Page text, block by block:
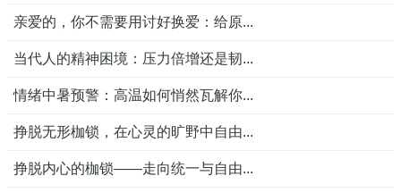
亲爱的，你不需要用讨好换爱：给原...
当代人的精神困境：压力倍增还是韧...
情绪中暑预警：高温如何悄然瓦解你...
挣脱无形枷锁，在心灵的旷野中自由...
挣脱内心的枷锁——走向统一与自由...